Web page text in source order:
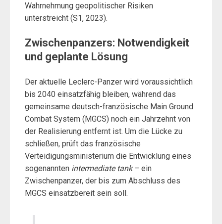
Wahrnehmung geopolitischer Risiken
unterstreicht (S1, 2023).
Zwischenpanzers: Notwendigkeit
und geplante Lösung
Der aktuelle Leclerc-Panzer wird voraussichtlich
bis 2040 einsatzfähig bleiben, während das
gemeinsame deutsch-französische Main Ground
Combat System (MGCS) noch ein Jahrzehnt von
der Realisierung entfernt ist. Um die Lücke zu
schließen, prüft das französische
Verteidigungsministerium die Entwicklung eines
sogenannten intermediate tank– ein
Zwischenpanzer, der bis zum Abschluss des
MGCS einsatzbereit sein soll.